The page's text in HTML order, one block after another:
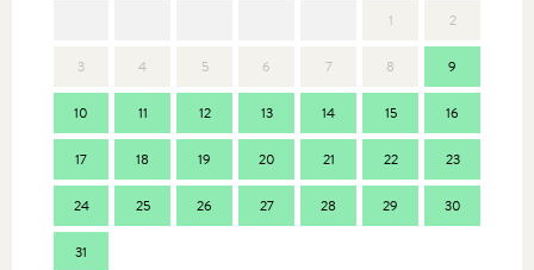
1 2
3 4 5 6 7 8 9
10 11 12 13 14 15 16
17 18 19 20 21 22 23
24 25 26 27 28 29 30
31